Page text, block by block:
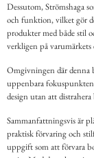
Dessutom, Strömshaga
och funktion, vilket gör
produkter med både stil
verkligen på
Omgivningen där denna
uppenbara
design utan att
Sammanfattningsvis är
praktisk förvaring och
uppgift som att förvara